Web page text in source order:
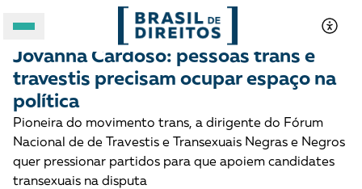
A BRASIL DE DIREITOS
ASSUNTOS
FORMATOS
Entrevista
Jovanna Cardoso: pessoas trans e
travestis precisam ocupar espaço na
política
Pioneira do movimento trans, a dirigente do Fórum
Nacional de de Travestis e Transexuais Negras e Negros
quer pressionar partidos para que apoiem candidates
transexuais na disputa